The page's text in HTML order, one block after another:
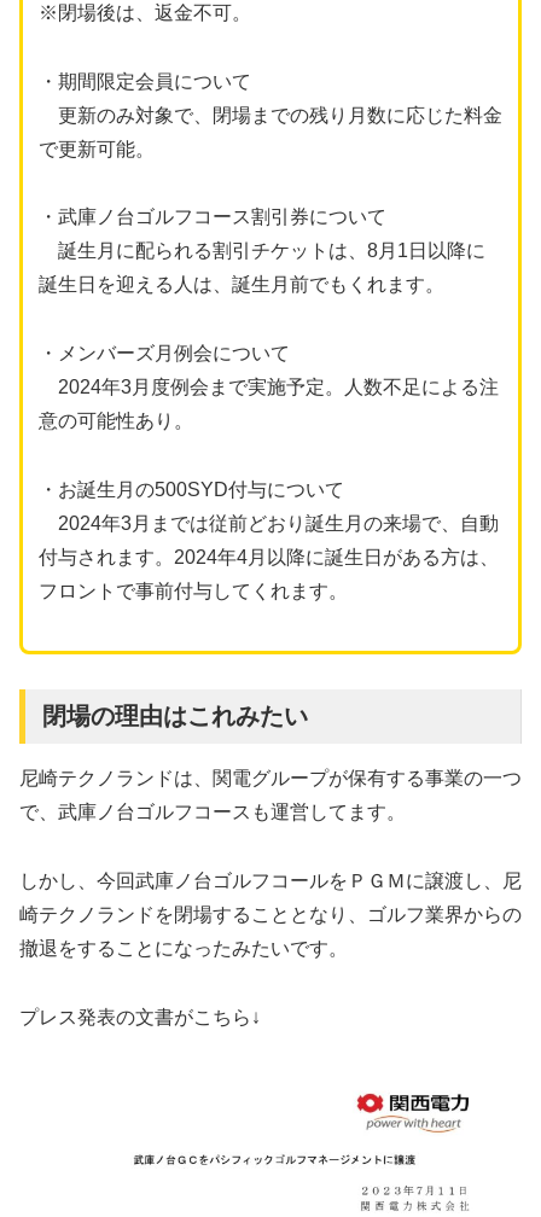
※閉場後は、返金不可。
・期間限定会員について
更新のみ対象で、閉場までの残り月数に応じた料金
で更新可能。
・武庫ノ台ゴルフコース割引券について
誕生月に配られる割引チケットは、8月1日以降に
誕生日を迎える人は、誕生月前でもくれます。
・メンバーズ月例会について
2024年3月度例会まで実施予定。人数不足による注
意の可能性あり。
・お誕生月の500SYD付与について
2024年3月までは従前どおり誕生月の来場で、自動
付与されます。2024年4月以降に誕生日がある方は、
フロントで事前付与してくれます。
閉場の理由はこれみたい
尼崎テクノランドは、関電グループが保有する事業の一つ
で、武庫ノ台ゴルフコースも運営してます。
しかし、今回武庫ノ台ゴルフコールをＰＧＭに譲渡し、尼
崎テクノランドを閉場することとなり、ゴルフ業界からの
撤退をすることになったみたいです。
プレス発表の文書がこちら↓